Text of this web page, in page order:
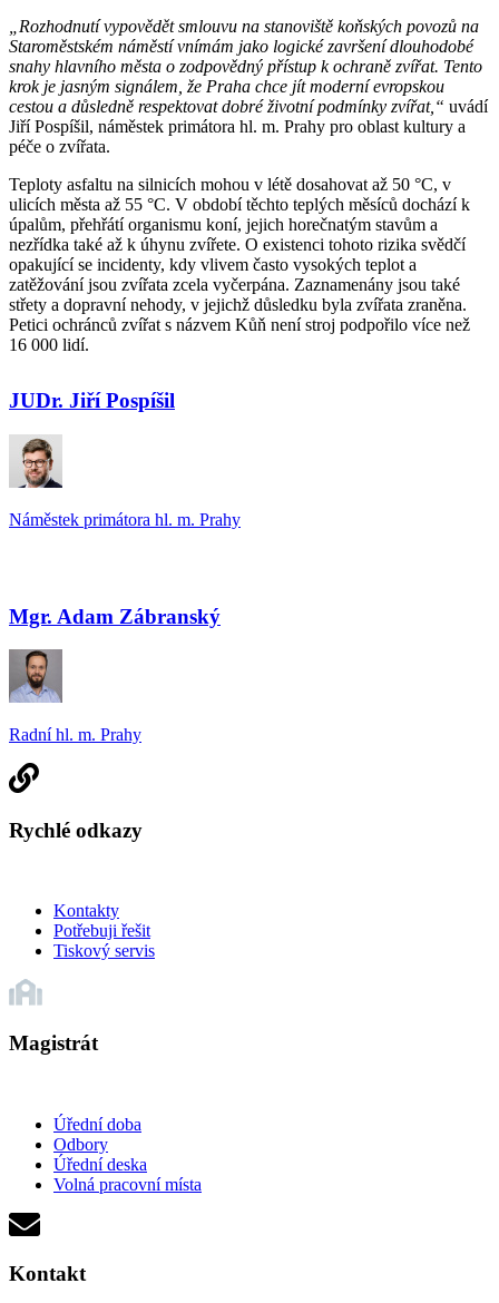
„Rozhodnutí vypovědět smlouvu na stanoviště koňských povozů na
Staroměstském náměstí vnímám jako logické završení dlouhodobé
snahy hlavního města o zodpovědný přístup k ochraně zvířat. Tento
krok je jasným signálem, že Praha chce jít moderní evropskou
cestou a důsledně respektovat dobré životní podmínky zvířat,“ uvádí
Jiří Pospíšil, náměstek primátora hl. m. Prahy pro oblast kultury a
péče o zvířata.
Teploty asfaltu na silnicích mohou v létě dosahovat až 50 °C, v
ulicích města až 55 °C. V období těchto teplých měsíců dochází k
úpalům, přehřátí organismu koní, jejich horečnatým stavům a
nezřídka také až k úhynu zvířete. O existenci tohoto rizika svědčí
opakující se incidenty, kdy vlivem často vysokých teplot a
zatěžování jsou zvířata zcela vyčerpána. Zaznamenány jsou také
střety a dopravní nehody, v jejichž důsledku byla zvířata zraněna.
Petici ochránců zvířat s názvem Kůň není stroj podpořilo více než
16 000 lidí.
JUDr. Jiří Pospíšil
Náměstek primátora hl. m. Prahy
Mgr. Adam Zábranský
Radní hl. m. Prahy
Rychlé odkazy
Kontakty
Potřebuji řešit
Tiskový servis
Magistrát
Úřední doba
Odbory
Úřední deska
Volná pracovní místa
Kontakt